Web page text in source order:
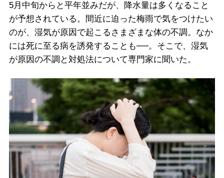
5月中旬からと平年並みだが、降水量は多くなること
が予想されている。間近に迫った梅雨で気をつけたい
のが、湿気が原因で起こるさまざまな体の不調。なか
には死に至る病を誘発することも──。そこで、湿気
が原因の不調と対処法について専門家に聞いた。